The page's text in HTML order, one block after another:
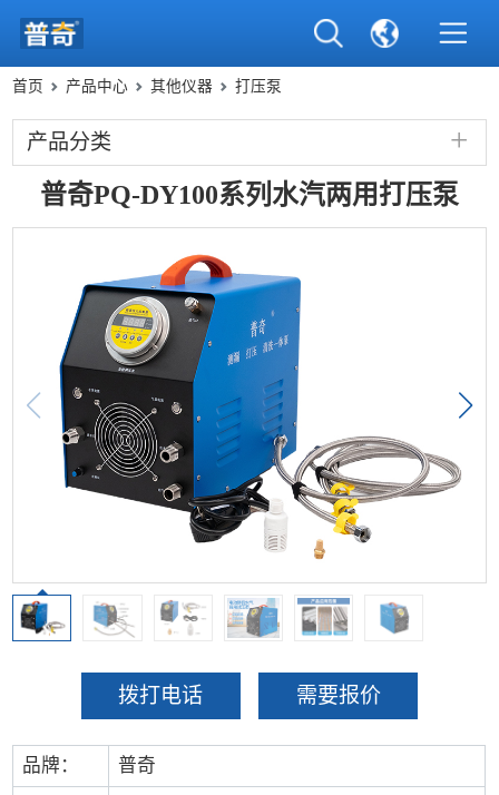
首页 产品中心 其他仪器 打压泵
产品分类
普奇PQ-DY100系列水汽两用打压泵
拨打电话 需要报价
品牌：
普奇